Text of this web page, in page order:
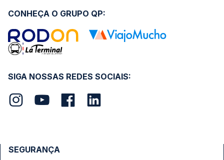
SIGA NOSSAS REDES SOCIAIS:
CONHEÇA O GRUPO QP:
SEGURANÇA